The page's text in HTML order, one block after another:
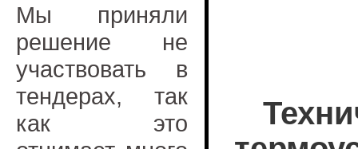
Мы приняли
решение не
участвовать в
тендерах, так
как это